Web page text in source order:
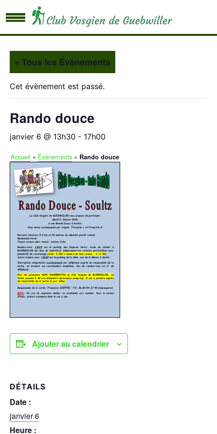
« Tous les Évènements
Cet évènement est passé.
Rando douce
janvier 6 @ 13h30 - 17h00
Accueil » Évènements » Rando douce
Ajouter au calendrier
DÉTAILS
Date :
janvier 6
Heure :